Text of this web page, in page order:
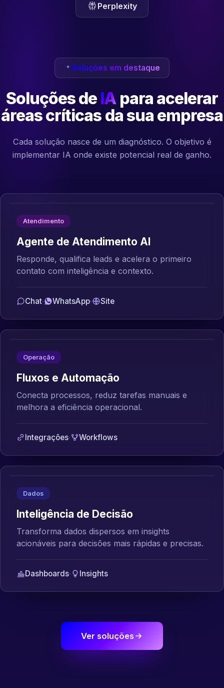
Perplexity
Soluções em destaque
Soluções de IA para acelerar
áreas críticas da sua empresa
Cada solução nasce de um diagnóstico. O objetivo é
implementar IA onde existe potencial real de ganho.
Atendimento
Agente de Atendimento AI
Responde, qualifica leads e acelera o primeiro
contato com inteligência e contexto.
Chat· WhatsApp· Site
Operação
Fluxos e Automação
Conecta processos, reduz tarefas manuais e
melhora a eficiência operacional.
Integrações· Workflows
Dados
Inteligência de Decisão
Transforma dados dispersos em insights
acionáveis para decisões mais rápidas e precisas.
Dashboards· Insights
Ver soluções